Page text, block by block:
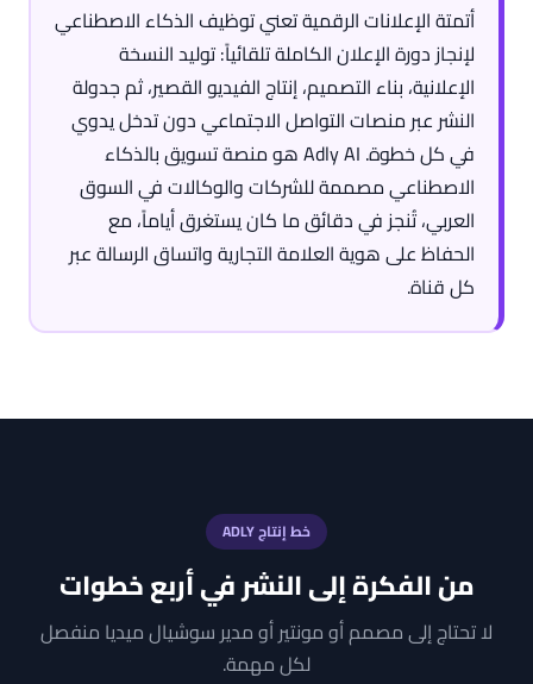
أتمتة الإعلانات الرقمية تعني توظيف الذكاء الاصطناعي
لإنجاز دورة الإعلان الكاملة تلقائياً: توليد النسخة
الإعلانية، بناء التصميم، إنتاج الفيديو القصير، ثم جدولة
النشر عبر منصات التواصل الاجتماعي دون تدخل يدوي
في كل خطوة. Adly AI هو منصة تسويق بالذكاء
الاصطناعي مصممة للشركات والوكالات في السوق
العربي، تُنجز في دقائق ما كان يستغرق أياماً، مع
الحفاظ على هوية العلامة التجارية واتساق الرسالة عبر
كل قناة.
خط إنتاج ADLY
من الفكرة إلى النشر في أربع خطوات
لا تحتاج إلى مصمم أو مونتير أو مدير سوشيال ميديا منفصل
لكل مهمة.